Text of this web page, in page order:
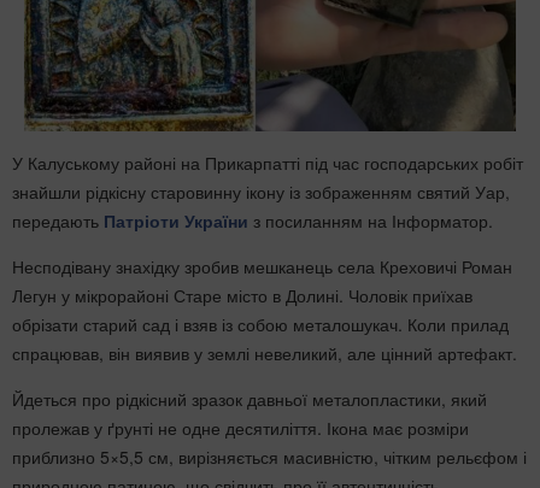
У Калуському районі на Прикарпатті під час господарських робіт
знайшли рідкісну старовинну ікону із зображенням святий Уар,
передають Патріоти України з посиланням на Інформатор.
Несподівану знахідку зробив мешканець села Креховичі Роман
Легун у мікрорайоні Старе місто в Долині. Чоловік приїхав
обрізати старий сад і взяв із собою металошукач. Коли прилад
спрацював, він виявив у землі невеликий, але цінний артефакт.
Йдеться про рідкісний зразок давньої металопластики, який
пролежав у ґрунті не одне десятиліття. Ікона має розміри
приблизно 5×5,5 см, вирізняється масивністю, чітким рельєфом і